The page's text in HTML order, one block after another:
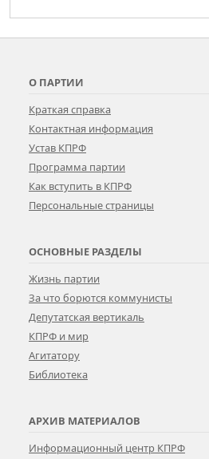
О ПАРТИИ
Краткая справка
Контактная информация
Устав КПРФ
Программа партии
Как вступить в КПРФ
Персональные страницы
ОСНОВНЫЕ РАЗДЕЛЫ
Жизнь партии
За что борются коммунисты
Депутатская вертикаль
КПРФ и мир
Агитатору
Библиотека
АРХИВ МАТЕРИАЛОВ
Информационный центр КПРФ